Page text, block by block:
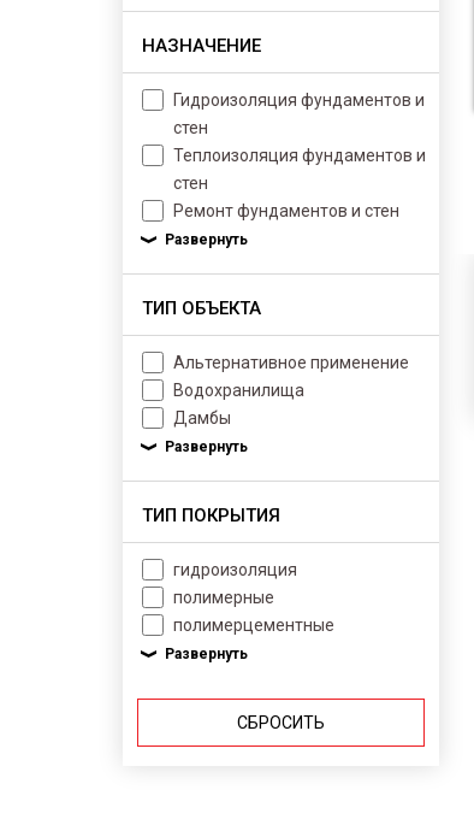
НАЗНАЧЕНИЕ
Гидроизоляция фундаментов и
стен
Теплоизоляция фундаментов и
стен
Ремонт фундаментов и стен
ТИП ОБЪЕКТА
Альтернативное применение
Водохранилища
Дамбы
ТИП ПОКРЫТИЯ
гидроизоляция
полимерные
полимерцементные
СБРОСИТЬ